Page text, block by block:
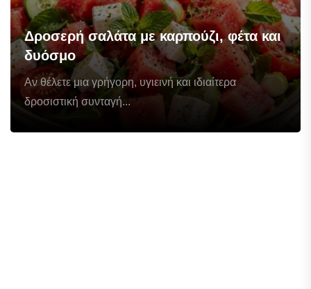
Δροσερή σαλάτα με καρπούζι, φέτα και
δυόσμο
Αν θέλετε μια γρήγορη, υγιεινή και ιδιαίτερα
δροσιστική συνταγή...